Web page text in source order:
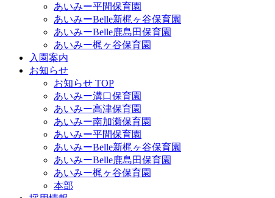
あいみー平間保育園
あいみーBelle新梶ヶ谷保育園
あいみーBelle鹿島田保育園
あいみー梶ヶ谷保育園
入園案内
お知らせ
お知らせ TOP
あいみー溝口保育園
あいみー高津保育園
あいみー南加瀬保育園
あいみー平間保育園
あいみーBelle新梶ヶ谷保育園
あいみーBelle鹿島田保育園
あいみー梶ヶ谷保育園
本部